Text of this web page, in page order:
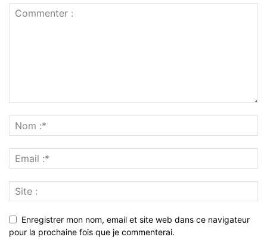
Enregistrer mon nom, email et site web dans ce navigateur
pour la prochaine fois que je commenterai.